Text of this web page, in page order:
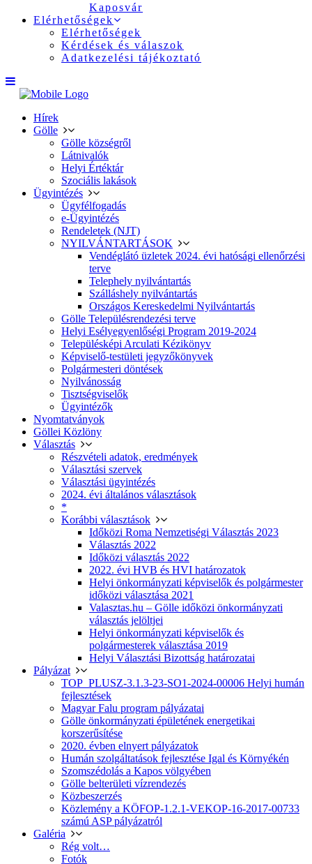
Kaposvár
Elérhetőségek
Elérhetőségek
Kérdések és válaszok
Adatkezelési tájékoztató
Hírek
Gölle
Gölle községről
Látnivalók
Helyi Értéktár
Szociális lakások
Ügyintézés
Ügyfélfogadás
e-Ügyintézés
Rendeletek (NJT)
NYILVÁNTARTÁSOK
Vendéglátó üzletek 2024. évi hatósági ellenőrzési
terve
Telephely nyilvántartás
Szálláshely nyilvántartás
Országos Kereskedelmi Nyilvántartás
Gölle Településrendezési terve
Helyi Esélyegyenlőségi Program 2019-2024
Településképi Arculati Kézikönyv
Képviselő-testületi jegyzőkönyvek
Polgármesteri döntések
Nyilvánosság
Tisztségviselők
Ügyintézők
Nyomtatványok
Göllei Közlöny
Választás
Részvételi adatok, eredmények
Választási szervek
Választási ügyintézés
2024. évi általános választások
*
Korábbi választások
Időközi Roma Nemzetiségi Választás 2023
Választás 2022
Időközi választás 2022
2022. évi HVB és HVI határozatok
Helyi önkormányzati képviselők és polgármester
időközi választása 2021
Valasztas.hu – Gölle időközi önkormányzati
választás jelöltjei
Helyi önkormányzati képviselők és
polgármesterek választása 2019
Helyi Választási Bizottság határozatai
Pályázat
TOP_PLUSZ-3.1.3-23-SO1-2024-00006 Helyi humán
fejlesztések
Magyar Falu program pályázatai
Gölle önkormányzati épületének energetikai
korszerűsítése
2020. évben elnyert pályázatok
Humán szolgáltatások fejlesztése Igal és Környékén
Szomszédolás a Kapos völgyében
Gölle belterületi vízrendezés
Közbeszerzés
Közlemény a KÖFOP-1.2.1-VEKOP-16-2017-00733
számú ASP pályázatról
Galéria
Rég volt…
Fotók